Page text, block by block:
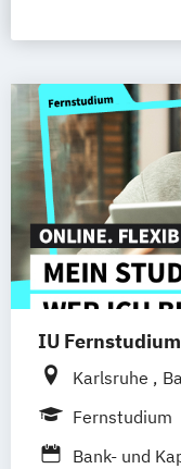
IU Fernstudium
Karlsruhe
Rostock
Fernstudium
Bank- und